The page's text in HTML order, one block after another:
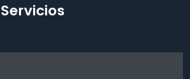
Servicios